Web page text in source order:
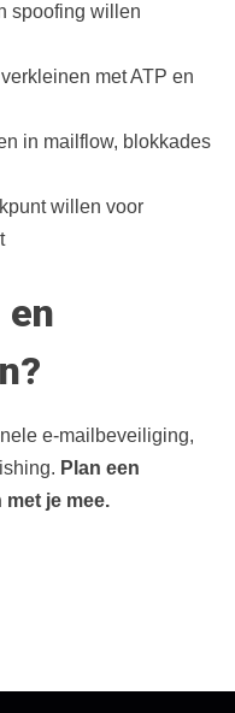
spoofing willen
met ATP en
in mailflow, blokkades
willen voor
en
e‑mailbeveiliging,
Plan een
je mee.